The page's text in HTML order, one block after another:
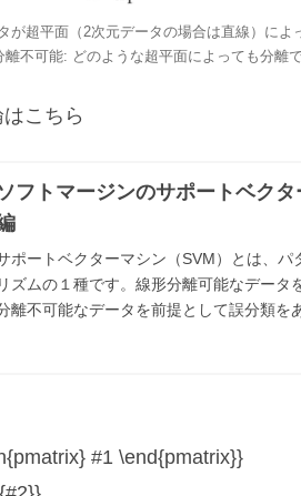
が超平面（2次元データの場合は直線）によ
離不可能: どのような超平面によっても分離
こちら
フトマージンのサポートベク
ポートベクターマシン（SVM）とは、
リズムの１種です。線形分離可能なデー
離不可能なデータを前提として誤分類を
あります。今回の記事ではソフトマージ
#1 \end{pmatrix}}